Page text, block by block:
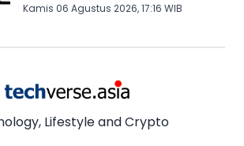
Kamis 06 Agustus 2026, 17:16 WIB
Lifestyle and Crypto